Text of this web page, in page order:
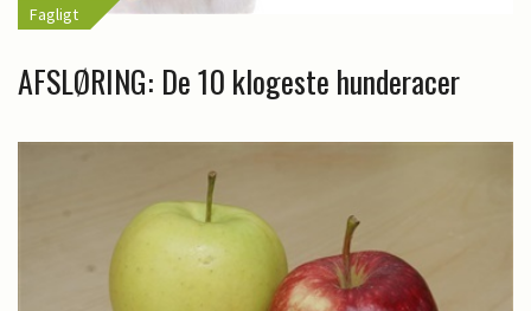
Fagligt
AFSLØRING: De 10 klogeste hunderacer